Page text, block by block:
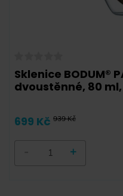
Sklenice BODUM®
dvoustěnné, 80 ml,
699 Kč 939 Kč
+